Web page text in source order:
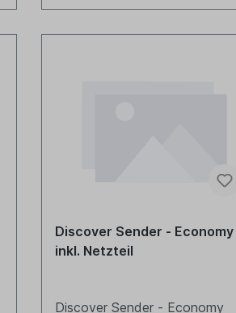
Discover Sender - Economy
inkl. Netzteil
Discover Sender - Economy